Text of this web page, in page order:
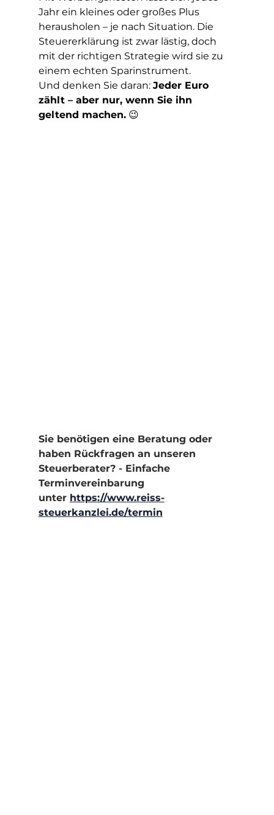
Jahr ein kleines oder großes Plus
herausholen – je nach Situation. Die
Steuererklärung ist zwar lästig, doch
mit der richtigen Strategie wird sie zu
einem echten Sparinstrument.
Und denken Sie daran: Jeder Euro
zählt – aber nur, wenn Sie ihn
geltend machen. 😉
Sie benötigen eine Beratung oder
haben Rückfragen an unseren
Steuerberater? - Einfache
Terminvereinbarung
unter https://www.reiss-
steuerkanzlei.de/termin